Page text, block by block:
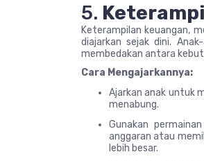
5.
Keterampilan keuangan,
diajarkan sejak dini.
membedakan antara
Cara Mengajarkannya:
Ajarkan anak untuk
menabung.
Gunakan
anggaran atau
lebih besar.